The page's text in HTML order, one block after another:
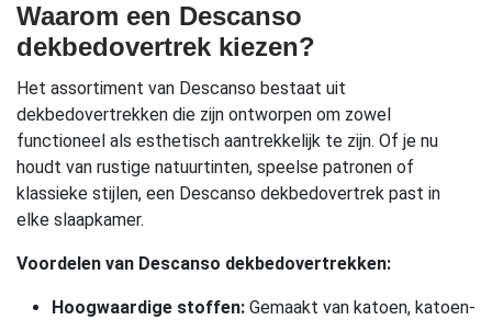
Waarom een Descanso
dekbedovertrek kiezen?
Het assortiment van Descanso bestaat uit
dekbedovertrekken die zijn ontworpen om zowel
functioneel als esthetisch aantrekkelijk te zijn. Of je nu
houdt van rustige natuurtinten, speelse patronen of
klassieke stijlen, een Descanso dekbedovertrek past in
elke slaapkamer.
Voordelen van Descanso dekbedovertrekken:
Hoogwaardige stoffen: Gemaakt van katoen, katoen-